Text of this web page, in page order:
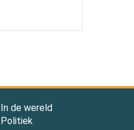
In de wereld
Politiek